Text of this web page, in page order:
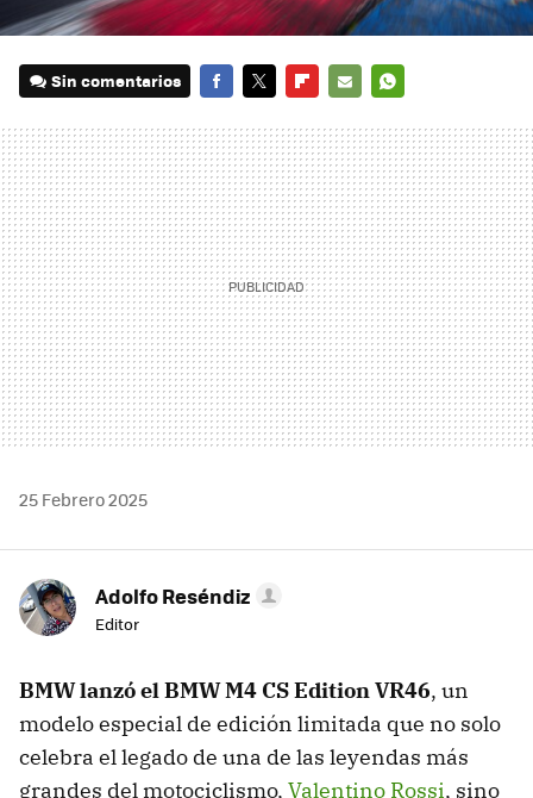
Sin comentarios
MAIL
25 Febrero 2025
Adolfo Reséndiz
Editor
BMW lanzó el BMW M4 CS Edition VR46, un
modelo especial de edición limitada que no solo
celebra el legado de una de las leyendas más
grandes del motociclismo, Valentino Rossi, sino